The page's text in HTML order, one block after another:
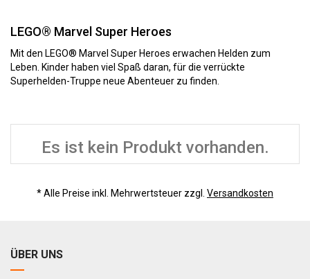
LEGO® Marvel Super Heroes
Mit den LEGO® Marvel Super Heroes erwachen Helden zum
Leben. Kinder haben viel Spaß daran, für die verrückte
Superhelden-Truppe neue Abenteuer zu finden.
Es ist kein Produkt vorhanden.
* Alle Preise inkl. Mehrwertsteuer zzgl. Versandkosten
ÜBER UNS